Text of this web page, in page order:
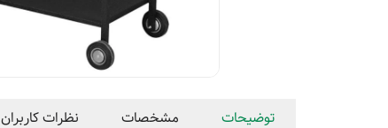
توضیحات مشخصات نظرات کاربران